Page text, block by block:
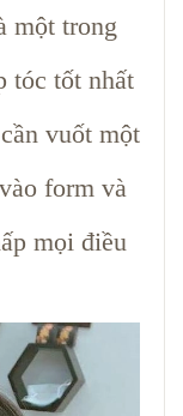
một trong
tóc tốt nhất
vuốt một
form và
mọi điều